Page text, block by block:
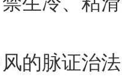
风的脉证治